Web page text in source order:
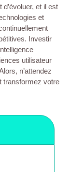
et il est
et
Investir
utilisateur
n’attendez
transformez votre